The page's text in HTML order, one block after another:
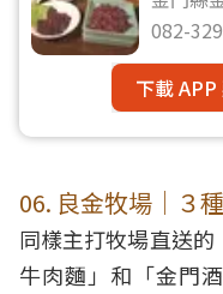
082-
下載
06. 良金牧場｜３
同樣主打牧場直送
牛肉麵」和「金門